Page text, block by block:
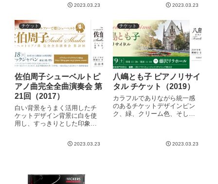
けるようなイメージと光のボ
やかな印象を持たせておりま
すが、黒ベースの背景とブル
2023.03.23
ては黄色にして情報を強調し
2023.03.23
チケット
佐伯周子シューベルトピ
アノ曲完全全曲演奏会 第
21回（2017）
白い背景をうまく活用したチ
ケットデザイン背景に白を使
用し、すっきりとした印象を
級感を持たせたチケットデザ
2023.03.23
チケット
八嶋とも子 ピアノリサイ
タル チケット（2019）
カラフルでありながら統一感
のあるチケットデザインピン
ク、緑、クリーム色、そして
りを持たせ情報が煩雑になら
2023.03.23